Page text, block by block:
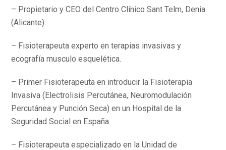
– Propietario y CEO del Centro Clínico Sant Telm, Denia
(Alicante).
– Fisioterapeuta experto en terapias invasivas y
ecografía musculo esquelética.
– Primer Fisioterapeuta en introducir la Fisioterapia
Invasiva (Electrolisis Percutánea, Neuromodulación
Percutánea y Punción Seca) en un Hospital de la
Seguridad Social en España.
– Fisioterapeuta especializado en la Unidad de